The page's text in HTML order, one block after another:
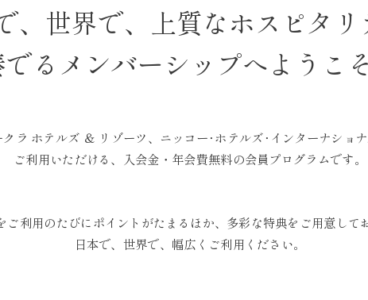
、世界で、上質なホスピタリ
るメンバーシップへようこそ
ラ ホテルズ ＆ リゾーツ、ニッコー･ホテルズ･インターナショ
ご利用いただける、入会金・年会費無料の会員プログラムです。
ご利用のたびにポイントがたまるほか、多彩な特典をご用意して
日本で、世界で、幅広くご利用ください。